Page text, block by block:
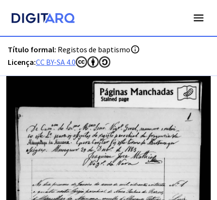
Título formal: Registos de baptismo
Licença:CC BY-SA 4.0